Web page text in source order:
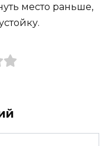
место раньше,